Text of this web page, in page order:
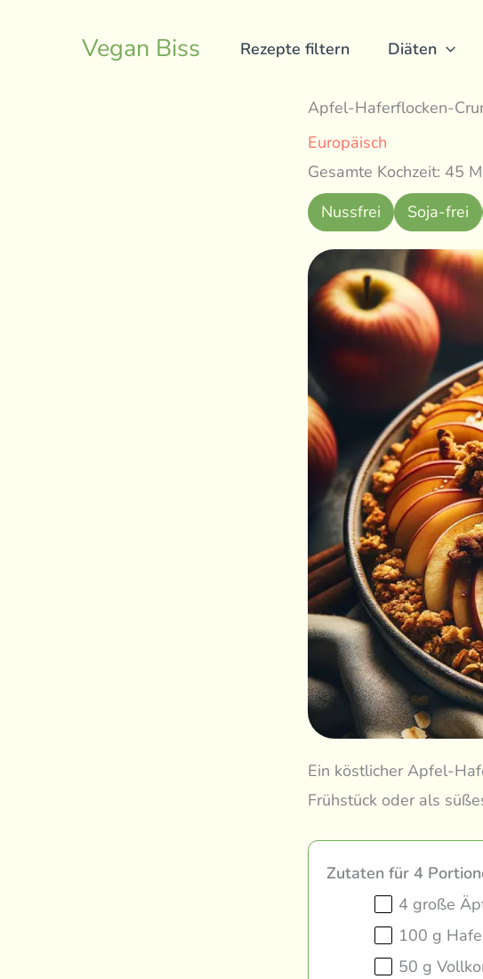
Vegan Biss Rezepte filtern Diäten
Apfel-Haferflocken-
Europäisch
Gesamte Kochzeit: 45
Nussfrei
Soja-frei
Ein köstlicher Apfel-
Frühstück oder als
Zutaten für 4
4 große
100 g
50 g